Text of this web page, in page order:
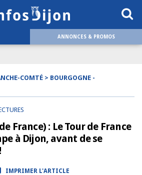
ANNONCES & PROMOS
COMTÉ > BOURGOGNE -
France) : Le Tour de France
à Dijon, avant de se
IMPRIMER L'ARTICLE